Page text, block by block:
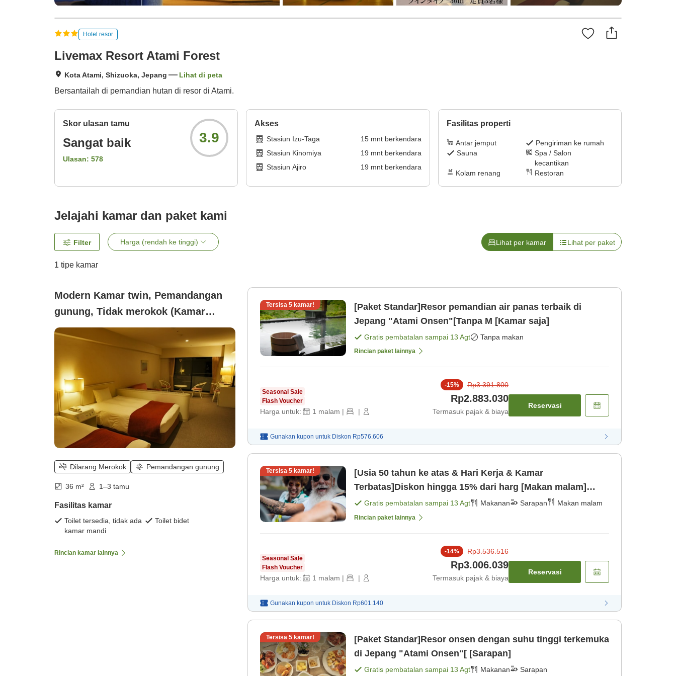
Hotel resor
Livemax Resort Atami Forest
Kota Atami, Shizuoka, Jepang Lihat di peta
Bersantailah di pemandian hutan di resor di Atami.
Skor ulasan tamu
Sangat baik
Ulasan: 578
3.9
Akses
Stasiun Izu-Taga 15mnt berkendara
Stasiun Kinomiya
19 mnt berkendara
Stasiun Ajiro
19 mnt berkendara
Fasilitas properti
Antar jemput
Pengiriman ke rumah
Sauna
Spa / Salon
kecantikan
Kolam renang
Restoran
Jelajahi kamar dan paket kami
Filter Harga (rendah ke tinggi) Lihat per kamar Lihat per paket
1 tipe kamar
Modern Kamar twin, Pemandangan
gunung, Tidak merokok (Kamar
bergaya Barat)
Dilarang Merokok Pemandangan gunung
36 m² 1–3 tamu
Fasilitas kamar
Toilet tersedia, tidak ada
kamar mandi
Toilet bidet
Rincian kamar lainnya
Tersisa 5 kamar!
[Paket Standar]Resor pemandian air panas terbaik di
Jepang "Atami Onsen"[Tanpa M [Kamar saja]
Gratis pembatalan sampai 13 Agt Tanpa makan
Rincian paket lainnya
Seasonal Sale
Flash Voucher
Harga untuk: 1 malam | |
-15% Rp3.391.800
Rp2.883.030
Termasuk pajak & biaya
Reservasi
Gunakan kupon untuk Diskon Rp576.606
Tersisa 5 kamar!
[Usia 50 tahun ke atas & Hari Kerja & Kamar
Terbatas]Diskon hingga 15% dari harg [Makan malam]
[Sarapan]
Gratis pembatalan sampai 13 Agt Makanan Sarapan Makan malam
Rincian paket lainnya
Seasonal Sale
Flash Voucher
Harga untuk: 1 malam | |
-14% Rp3.536.516
Rp3.006.039
Termasuk pajak & biaya
Reservasi
Gunakan kupon untuk Diskon Rp601.140
Tersisa 5 kamar!
[Paket Standar]Resor onsen dengan suhu tinggi terkemuka
di Jepang "Atami Onsen"[ [Sarapan]
Gratis pembatalan sampai 13 Agt Makanan Sarapan